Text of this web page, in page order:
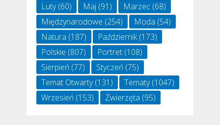
Luty(60) Maj(91) Marzec(68)
Międzynarodowe (254) Moda (54)
Natura (187) Październik(173)
Polskie (807) Portret(108)
Sierpień(77) Styczeń(75)
Temat Otwarty(131) Tematy(1047)
Wrzesień(153) Zwierzęta (95)